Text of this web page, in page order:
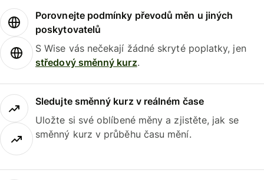
Porovnejte podmínky převodů měn u jiných
poskytovatelů
S Wise vás nečekají žádné skryté poplatky, jen
středový směnný kurz.
Sledujte směnný kurz v reálném čase
Uložte si své oblíbené měny a zjistěte, jak se
směnný kurz v průběhu času mění.